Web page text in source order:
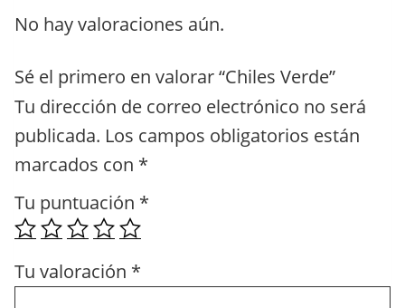
No hay valoraciones aún.
Sé el primero en valorar “Chiles Verde”
Tu dirección de correo electrónico no será
publicada. Los campos obligatorios están
marcados con *
Tu puntuación *
Tu valoración *